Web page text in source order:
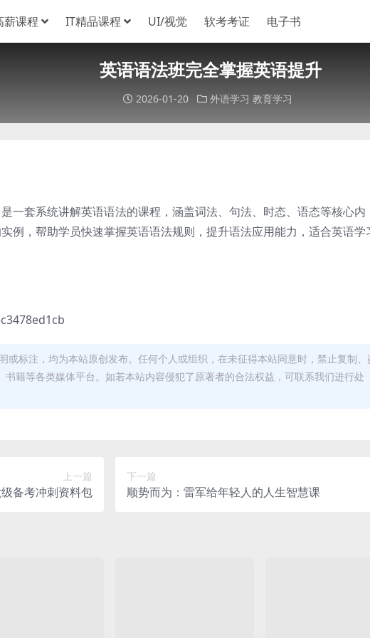
薪课程 IT精品课程 UI/视觉 软考考证 电子书
英语语法班完全掌握英语提升
2026-01-20 外语学习 教育学习
一套系统讲解英语语法的课程，涵盖词法、句法、时态、语态等核心内
例，帮助学员快速掌握英语语法规则，提升语法应用能力，适合英语学
或标注，均为本站原创发布。任何个人或组织，在未征得本站同意时，禁止复制、
籍等各类媒体平台。如若本站内容侵犯了原著者的合法权益，可联系我们进行处
上一篇
备考冲刺资料包
下一篇
顺势而为：雷军给年轻人的人生智慧课